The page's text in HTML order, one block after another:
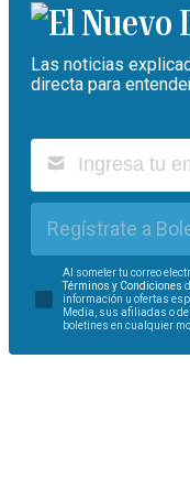
Las noticias
directa para
Regístrate a
Al someter tu correo
Términos y Condiciones
información u ofertas
Media, sus afiliadas o
boletines en cualquier